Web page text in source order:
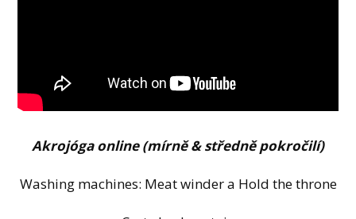
Akrojóga online (mírně & středně pokročilí)
Washing machines: Meat winder a Hold the throne